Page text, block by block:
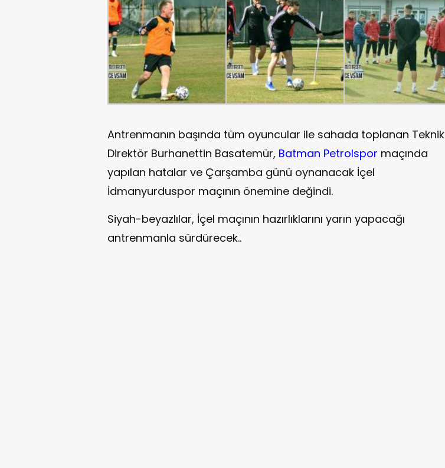
Antrenmanın başında tüm oyuncular ile sahada toplanan Teknik
Direktör Burhanettin Basatemür, Batman Petrolspor maçında
yapılan hatalar ve Çarşamba günü oynanacak İçel
İdmanyurduspor maçının önemine değindi.
Siyah-beyazlılar, İçel maçının hazırlıklarını yarın yapacağı
antrenmanla sürdürecek..